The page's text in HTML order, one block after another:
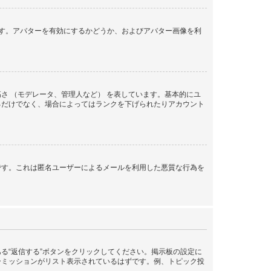
アバターを有効にするかどうか、およびアバター画像を利
（モデレータ、管理人など） を表しています。基本的にユ
けでなく、場合によってはランクを下げられたりアカウント
。これは匿名ユーザーによるメールを利用した悪質な行為を
返信する”ボタンをクリックしてください。掲示板の設定に
ッションがリスト表示されているはずです。例、トピック投